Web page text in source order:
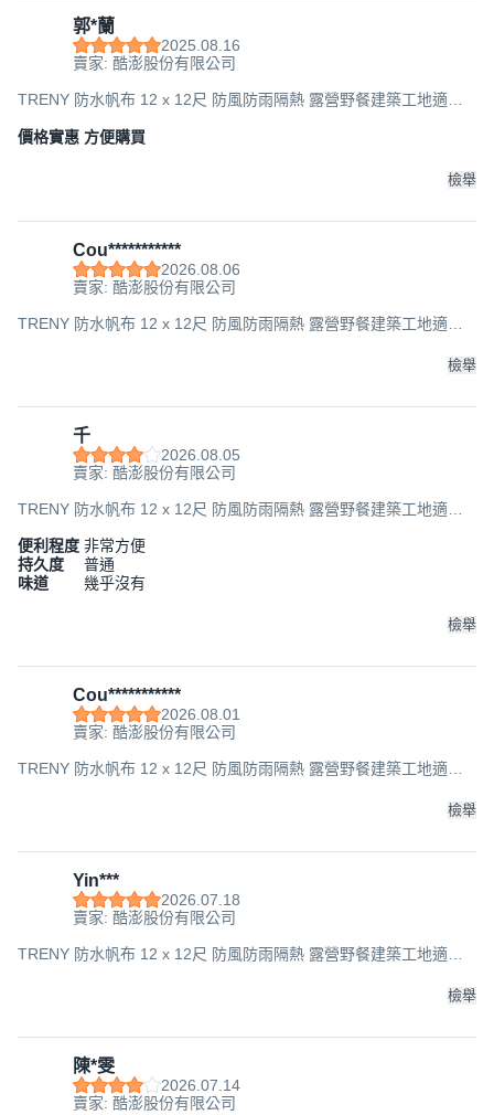
郭*蘭
2025.08.16
賣家: 酷澎股份有限公司
TRENY 防水帆布 12 x 12尺 防風防雨隔熱 露營野餐建築工地適用,
價格實惠 方便購買
檢舉
Cou***********
2026.08.06
賣家: 酷澎股份有限公司
TRENY 防水帆布 12 x 12尺 防風防雨隔熱 露營野餐建築工地適用,
檢舉
千
2026.08.05
賣家: 酷澎股份有限公司
TRENY 防水帆布 12 x 12尺 防風防雨隔熱 露營野餐建築工地適用,
便利程度 非常方便
持久度
普通
味道
幾乎沒有
檢舉
Cou***********
2026.08.01
賣家: 酷澎股份有限公司
TRENY 防水帆布 12 x 12尺 防風防雨隔熱 露營野餐建築工地適用,
檢舉
Yin***
2026.07.18
賣家: 酷澎股份有限公司
TRENY 防水帆布 12 x 12尺 防風防雨隔熱 露營野餐建築工地適用,
檢舉
陳*雯
2026.07.14
賣家: 酷澎股份有限公司